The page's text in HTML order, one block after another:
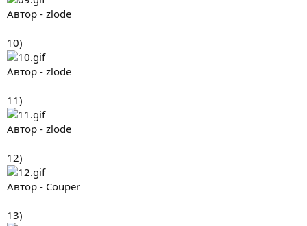
Автор - zlode
10)
Автор - zlode
11)
Автор - zlode
12)
Автор - Couper
13)